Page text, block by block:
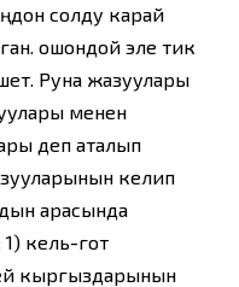
солду карай
ошондой эле тик
Руна жазуулары
менен
деп аталып
келип
арасында
1) кель-гот
кыргыздарынын